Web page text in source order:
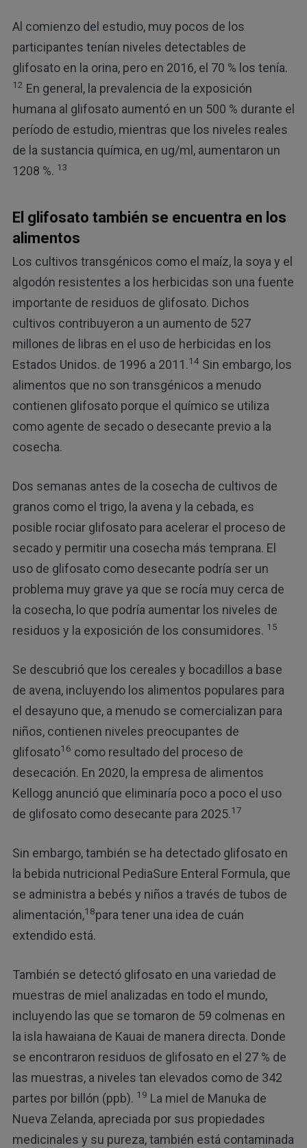
Al comienzo del estudio, muy pocos de los
participantes tenían niveles detectables de
glifosato en la orina, pero en 2016, el 70 % los tenía.
12 En general, la prevalencia de la exposición
humana al glifosato aumentó en un 500 % durante el
período de estudio, mientras que los niveles reales
de la sustancia química, en ug/ml, aumentaron un
1208 %. 13
El glifosato también se encuentra en los
alimentos
Los cultivos transgénicos como el maíz, la soya y el
algodón resistentes a los herbicidas son una fuente
importante de residuos de glifosato. Dichos
cultivos contribuyeron a un aumento de 527
millones de libras en el uso de herbicidas en los
Estados Unidos. de 1996 a 2011.14Sin embargo, los
alimentos que no son transgénicos a menudo
contienen glifosato porque el químico se utiliza
como agente de secado o desecante previo a la
cosecha.
Dos semanas antes de la cosecha de cultivos de
granos como el trigo, la avena y la cebada, es
posible rociar glifosato para acelerar el proceso de
secado y permitir una cosecha más temprana. El
uso de glifosato como desecante podría ser un
problema muy grave ya que se rocía muy cerca de
la cosecha, lo que podría aumentar los niveles de
residuos y la exposición de los consumidores. 15
Se descubrió que los cereales y bocadillos a base
de avena, incluyendo los alimentos populares para
el desayuno que, a menudo se comercializan para
niños, contienen niveles preocupantes de
glifosato16 como resultado del proceso de
desecación. En 2020, la empresa de alimentos
Kellogg anunció que eliminaría poco a poco el uso
de glifosato como desecante para 2025.17
Sin embargo, también se ha detectado glifosato en
la bebida nutricional PediaSure Enteral Formula, que
se administra a bebés y niños a través de tubos de
alimentación,18para tener una idea de cuán
extendido está.
También se detectó glifosato en una variedad de
muestras de miel analizadas en todo el mundo,
incluyendo las que se tomaron de 59 colmenas en
la isla hawaiana de Kauai de manera directa. Donde
se encontraron residuos de glifosato en el 27 % de
las muestras, a niveles tan elevados como de 342
partes por billón (ppb). 19 La miel de Manuka de
Nueva Zelanda, apreciada por sus propiedades
medicinales y su pureza, también está contaminada